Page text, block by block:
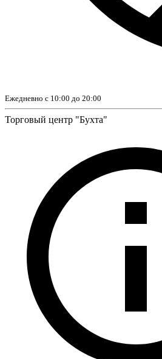
Ежедневно с 10:00 до 20:00
Торговый центр "Бухта"